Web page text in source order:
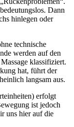
Dann
hinlegen oder
technische
werden auf den
klassifiziert.
hat, führt der
langsam aus.
erfolgt
ist jedoch
uns hier auf die